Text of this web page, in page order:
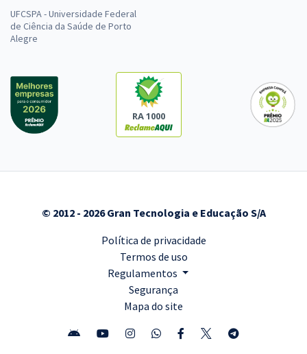
UFCSPA - Universidade Federal
de Ciência da Saúde de Porto
Alegre
RA 1000
© 2012 - 2026 Gran Tecnologia e Educação S/A
Política de privacidade
Termos de uso
Regulamentos
Segurança
Mapa do site